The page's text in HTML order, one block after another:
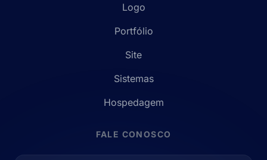
Logo
Portfólio
Site
Sistemas
Hospedagem
FALE CONOSCO